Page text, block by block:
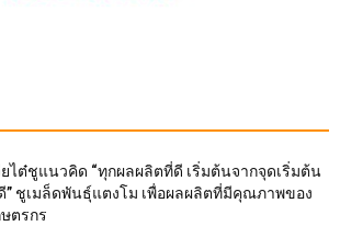
ยไต๋ชูแนวคิด “ทุกผลผลิตที่ดี เริ่มต้นจากจุดเริ่มต้น
” ชูเมล็ดพันธุ์แตงโม เพื่อผลผลิตที่มีคุณภาพของ
ษตรกร